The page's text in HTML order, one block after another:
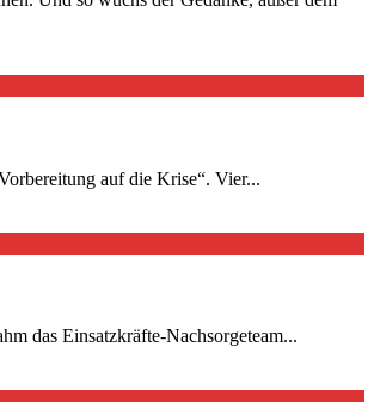
auf die Krise“. Vier...
das Einsatzkräfte-Nachsorgeteam...